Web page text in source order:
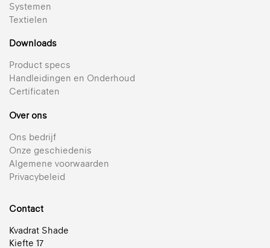
Systemen
Textielen
Downloads
Product specs
Handleidingen en Onderhoud
Certificaten
Over ons
Ons bedrijf
Onze geschiedenis
Algemene voorwaarden
Privacybeleid
Contact
Kvadrat Shade
Kiefte 17